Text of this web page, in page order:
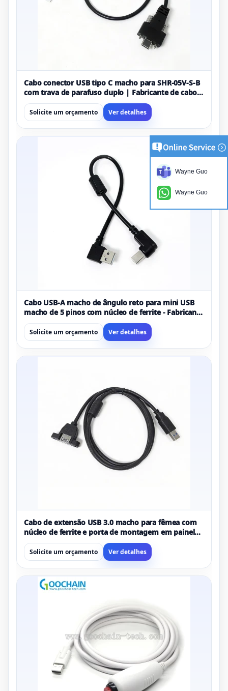
Cabo conector USB tipo C macho para SHR-05V-S-B
com trava de parafuso duplo | Fabricante de cabo
USB industrial personalizado
Solicite um orçamento Ver detalhes
Cabo USB-A macho de ângulo reto para mini USB
macho de 5 pinos com núcleo de ferrite - Fabricante
de cabo mini USB curto filtrado EMI
Solicite um orçamento Ver detalhes
Cabo de extensão USB 3.0 macho para fêmea com
núcleo de ferrite e porta de montagem em painel
com trava de parafuso - fabricante de cabo USB
OEM
Solicite um orçamento Ver detalhes
Wayne Guo
Wayne Guo